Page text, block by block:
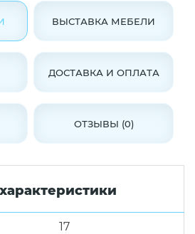
ВЫСТАВКА МЕБЕЛИ
ДОСТАВКА И ОПЛАТА
ОТЗЫВЫ (0)
17